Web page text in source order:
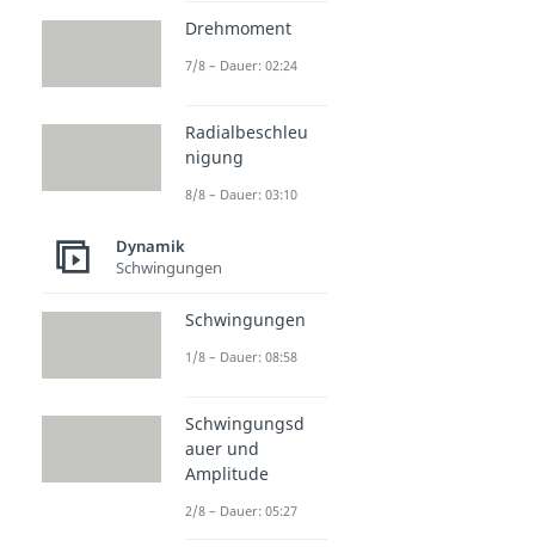
Drehmoment
7/8 – Dauer: 02:24
Radialbeschleu
nigung
8/8 – Dauer: 03:10
Dynamik
Schwingungen
Schwingungen
1/8 – Dauer: 08:58
Schwingungsd
auer und
Amplitude
2/8 – Dauer: 05:27